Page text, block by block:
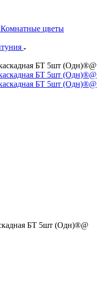
Комнатные цветы
БТ 5шт (Одн)®@
БТ 5шт (Одн)®@